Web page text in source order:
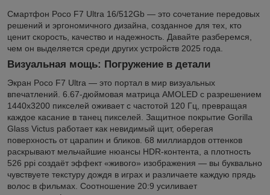
Смартфон Poco F7 Ultra 16/512Gb — это сочетание передовых
решений и эргономичного дизайна, созданное для тех, кто
ценит скорость, качество и надежность. Давайте разберемся,
чем он выделяется среди других устройств 2025 года.
Визуальная мощь: Погружение в детали
Экран Poco F7 Ultra — это портал в мир визуальных
впечатлений. 6.67-дюймовая матрица AMOLED с разрешением
1440x3200 пикселей оживает с частотой 120 Гц, превращая
каждое касание в танец пикселей. Защитное покрытие Gorilla
Glass Victus работает как невидимый щит, оберегая
поверхность от царапин и бликов. 68 миллиардов оттенков
раскрывают мельчайшие нюансы HDR-контента, а плотность
526 ppi создаёт эффект «живого» изображения — вы буквально
чувствуете текстуру дождя в играх и различаете каждую прядь
волос в фильмах. Соотношение 20:9 усиливает